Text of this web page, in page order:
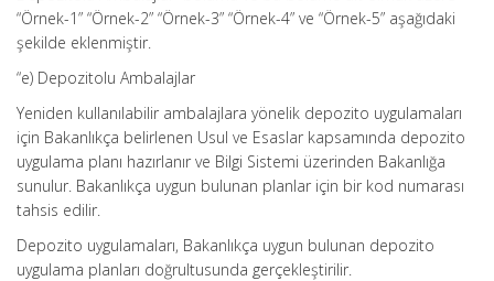
“Örnek-1” “Örnek-2” “Örnek-3” “Örnek-4” ve “Örnek-5” aşağıdaki
şekilde eklenmiştir.
“e) Depozitolu Ambalajlar
Yeniden kullanılabilir ambalajlara yönelik depozito uygulamaları
için Bakanlıkça belirlenen Usul ve Esaslar kapsamında depozito
uygulama planı hazırlanır ve Bilgi Sistemi üzerinden Bakanlığa
sunulur. Bakanlıkça uygun bulunan planlar için bir kod numarası
tahsis edilir.
Depozito uygulamaları, Bakanlıkça uygun bulunan depozito
uygulama planları doğrultusunda gerçekleştirilir.